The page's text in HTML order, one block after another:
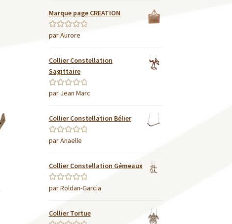
Marque page CREATION
Note5sur 5
par Aurore
Collier Constellation
Sagittaire
Note5sur 5
par Jean Marc
Collier Constellation Bélier
Note5sur 5
par Anaelle
Collier Constellation Gémeaux
Note5sur 5
par Roldan-Garcia
Collier Tortue